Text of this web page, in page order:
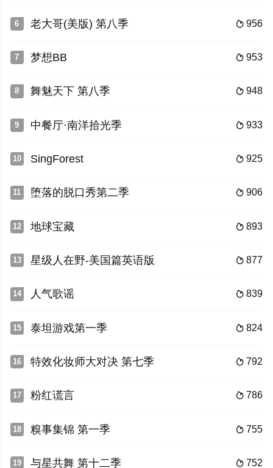
6  956
老大哥(美版) 第八季
7  953
梦想BB
8  948
舞魅天下 第八季
9  933
中餐厅·南洋拾光季
10  925
SingForest
11  906
堕落的脱口秀第二季
12  893
地球宝藏
13  877
星级人在野-美国篇英语版
14  839
人气歌谣
15  824
泰坦游戏第一季
16  792
特效化妆师大对决 第七季
17  786
粉红谎言
18  755
糗事集锦 第一季
19  752
与星共舞 第十二季